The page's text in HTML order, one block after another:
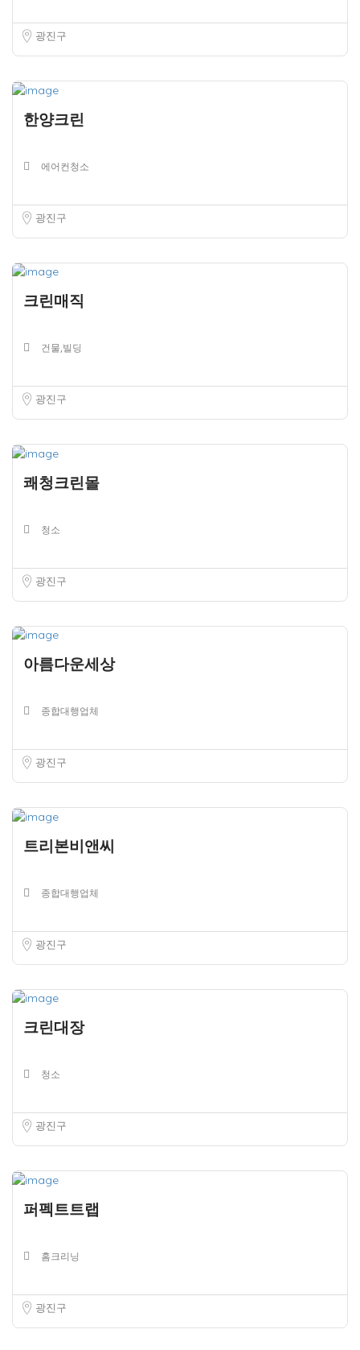
광진구
한양크린
에어컨청소
광진구
크린매직
건물,빌딩
광진구
쾌청크린몰
청소
광진구
아름다운세상
종합대행업체
광진구
트리본비앤씨
종합대행업체
광진구
크린대장
청소
광진구
퍼펙트트랩
홈크리닝
광진구